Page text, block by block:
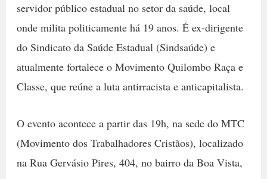
servidor público estadual no setor da saúde, local
onde milita politicamente há 19 anos. É ex-dirigente
do Sindicato da Saúde Estadual (Sindsaúde) e
atualmente fortalece o Movimento Quilombo Raça e
Classe, que reúne a luta antirracista e anticapitalista.
O evento acontece a partir das 19h, na sede do MTC
(Movimento dos Trabalhadores Cristãos), localizado
na Rua Gervásio Pires, 404, no bairro da Boa Vista,